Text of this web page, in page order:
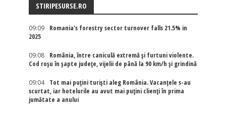
STIRIPESURSE.RO
09:09
Romania's forestry sector turnover falls 21.5% in
2025
09:08
România, între caniculă extremă și furtuni violente.
Cod roșu în șapte județe, vijelii de până la 90 km/h și grindină
09:04
Tot mai puțini turiști aleg România. Vacanțele s-au
scurtat, iar hotelurile au avut mai puțini clienți în prima
jumătate a anului